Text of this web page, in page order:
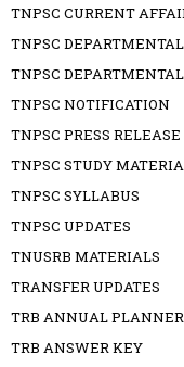
TNPSC CURRENT
TNPSC
TNPSC
TNPSC NOTIFICATION
TNPSC PRESS RELEASE
TNPSC STUDY
TNPSC SYLLABUS
TNPSC UPDATES
TNUSRB MATERIALS
TRANSFER UPDATES
TRB ANNUAL PLANNER
TRB ANSWER KEY